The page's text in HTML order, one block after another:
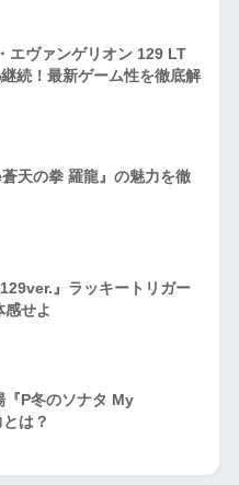
エヴァンゲリオン 129 LT
続！最新ゲーム性を徹底解
天の拳 羅龍』の魅力を徹
129ver.』ラッキートリガー
感せよ
『P冬のソナタ My
は？